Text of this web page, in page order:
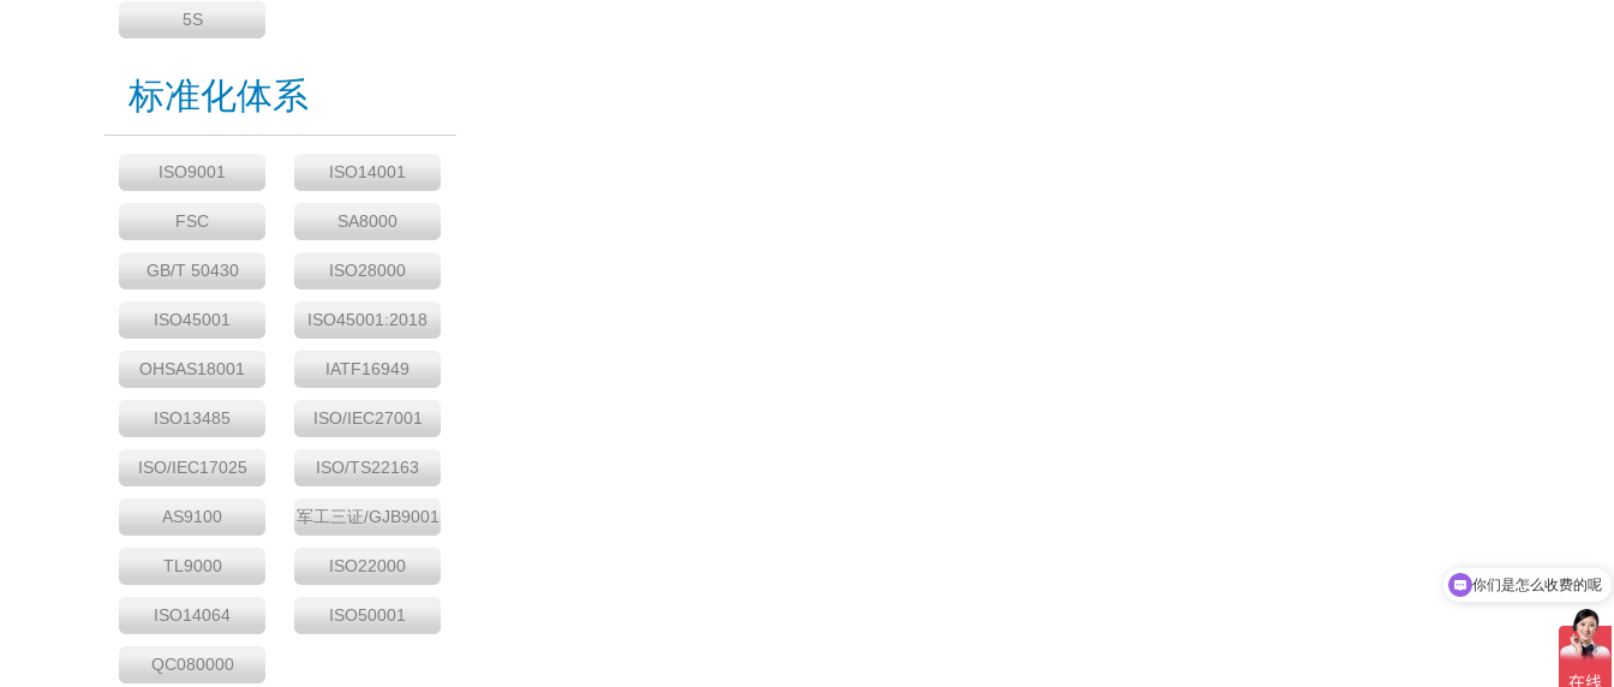
5S
标准化体系
ISO9001 ISO14001
FSC SA8000
GB/T 50430 ISO28000
ISO45001 ISO45001:2018
OHSAS18001 IATF16949
ISO13485 ISO/IEC27001
ISO/IEC17025 ISO/TS22163
AS9100 军工三证/GJB9001
TL9000 ISO22000
ISO14064 ISO50001
QC080000
你们是怎么收费的呢